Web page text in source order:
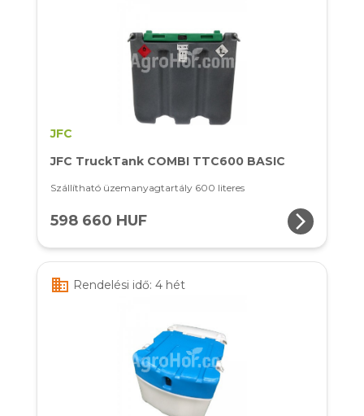
JFC
JFC TruckTank COMBI TTC600 BASIC
Szállítható üzemanyagtartály 600 literes
598 660 HUF arrow_forward_ios
business Rendelési idő: 4 hét